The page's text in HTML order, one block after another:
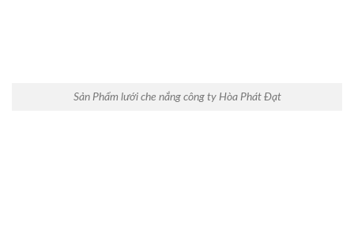
Sản Phẩm lưới che nắng công ty Hòa Phát Đạt